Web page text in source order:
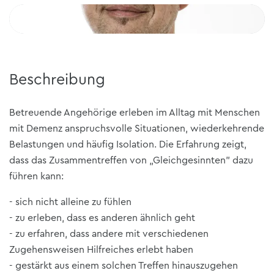
Beschreibung
Betreuende Angehörige erleben im Alltag mit Menschen
mit Demenz anspruchsvolle Situationen, wiederkehrende
Belastungen und häufig Isolation. Die Erfahrung zeigt,
dass das Zusammentreffen von „Gleichgesinnten" dazu
führen kann:
- sich nicht alleine zu fühlen
- zu erleben, dass es anderen ähnlich geht
- zu erfahren, dass andere mit verschiedenen
Zugehensweisen Hilfreiches erlebt haben
- gestärkt aus einem solchen Treffen hinauszugehen